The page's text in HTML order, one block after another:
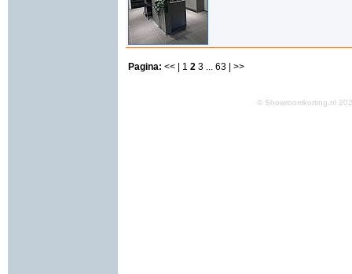
Pagina: << | 1 2 3 ... 63 | >>
© Showroomkorting.nl